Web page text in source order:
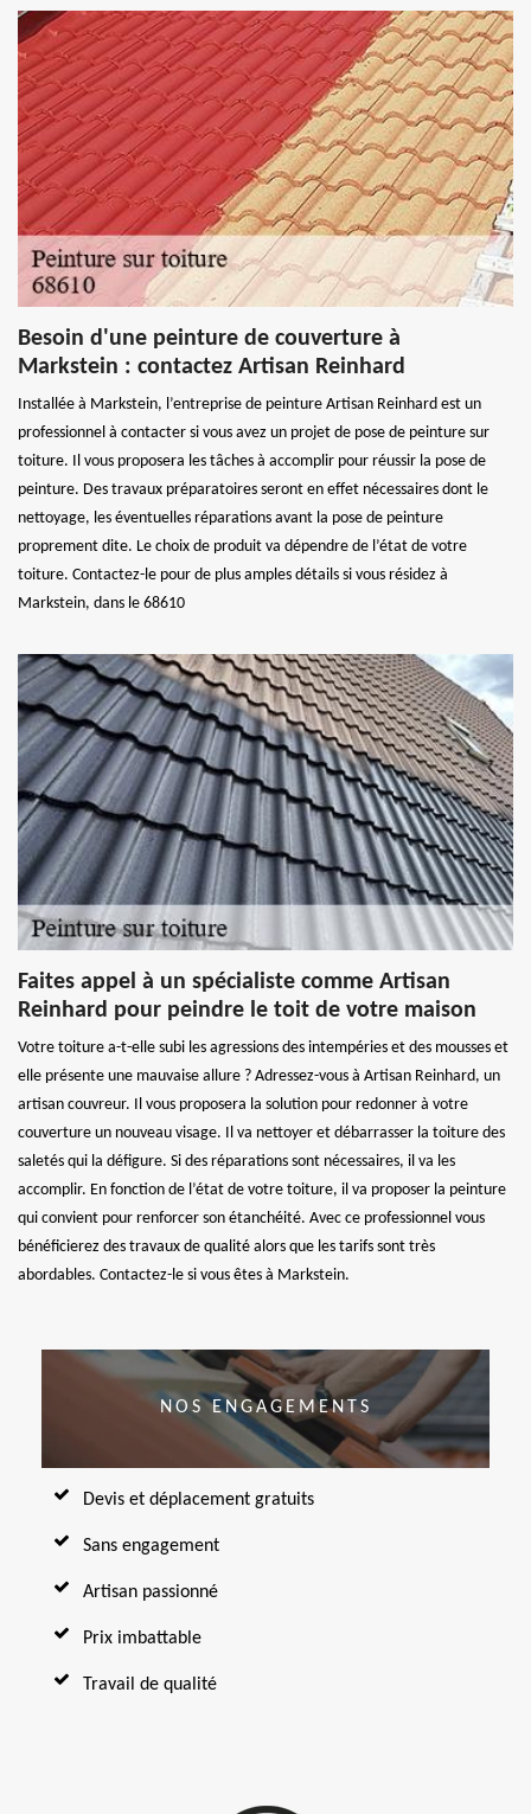
Besoin d'une peinture de couverture à
Markstein : contactez Artisan Reinhard
Installée à Markstein, l’entreprise de peinture Artisan Reinhard est un
professionnel à contacter si vous avez un projet de pose de peinture sur
toiture. Il vous proposera les tâches à accomplir pour réussir la pose de
peinture. Des travaux préparatoires seront en effet nécessaires dont le
nettoyage, les éventuelles réparations avant la pose de peinture
proprement dite. Le choix de produit va dépendre de l’état de votre
toiture. Contactez-le pour de plus amples détails si vous résidez à
Markstein, dans le 68610
Faites appel à un spécialiste comme Artisan
Reinhard pour peindre le toit de votre maison
Votre toiture a-t-elle subi les agressions des intempéries et des mousses et
elle présente une mauvaise allure ? Adressez-vous à Artisan Reinhard, un
artisan couvreur. Il vous proposera la solution pour redonner à votre
couverture un nouveau visage. Il va nettoyer et débarrasser la toiture des
saletés qui la défigure. Si des réparations sont nécessaires, il va les
accomplir. En fonction de l’état de votre toiture, il va proposer la peinture
qui convient pour renforcer son étanchéité. Avec ce professionnel vous
bénéficierez des travaux de qualité alors que les tarifs sont très
abordables. Contactez-le si vous êtes à Markstein.
NOS ENGAGEMENTS
Devis et déplacement gratuits
Sans engagement
Artisan passionné
Prix imbattable
Travail de qualité